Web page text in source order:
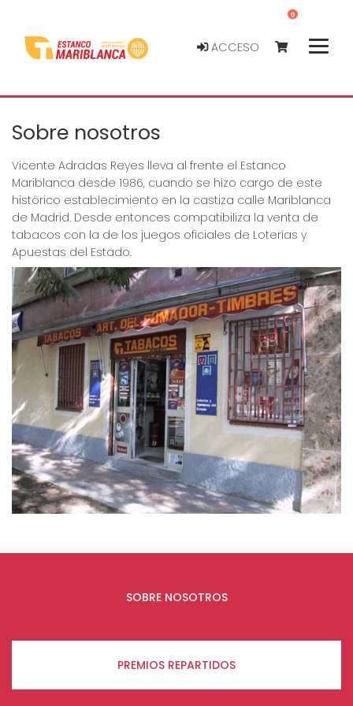
ACCESO
0
Sobre nosotros
Vicente Adradas Reyes lleva al frente el Estanco
Mariblanca desde 1986, cuando se hizo cargo de este
histórico establecimiento en la castiza calle Mariblanca
de Madrid. Desde entonces compatibiliza la venta de
tabacos con la de los juegos oficiales de Loterías y
Apuestas del Estado.
SOBRE NOSOTROS
PREMIOS REPARTIDOS